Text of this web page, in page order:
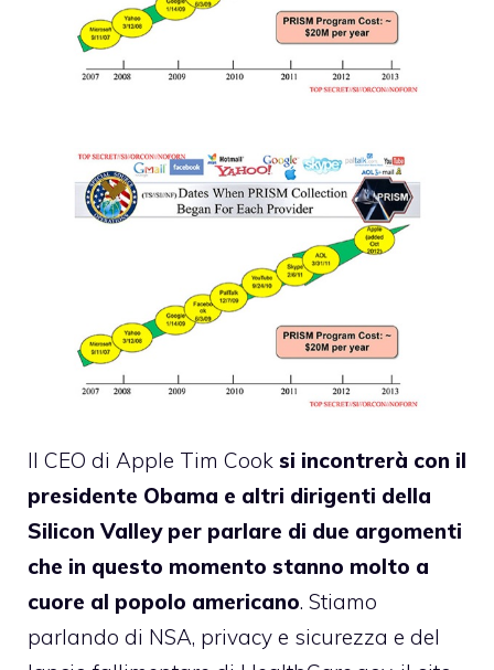
Il CEO di Apple Tim Cook si incontrerà con il
presidente Obama e altri dirigenti della
Silicon Valley per parlare di due argomenti
che in questo momento stanno molto a
cuore al popolo americano. Stiamo
parlando di NSA, privacy e sicurezza e del